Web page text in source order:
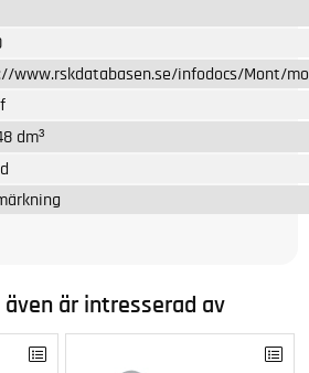
www.rskdatabasen.se/infodocs/Mont/
dm³
även är intresserad av